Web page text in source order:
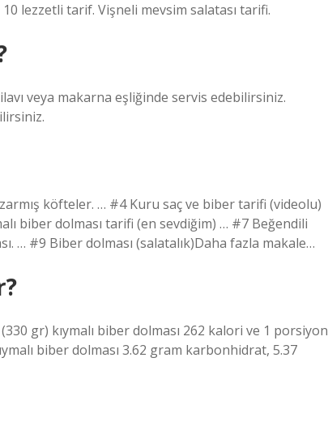
lezzetli tarif. Vişneli mevsim salatası tarifi.
veya makarna eşliğinde servis edebilirsiniz.
köfteler. … #4 Kuru saç ve biber tarifi (videolu)
biber dolması tarifi (en sevdiğim) … #7 Beğendili
… #9 Biber dolması (salatalık)Daha fazla makale…
gr) kıymalı biber dolması 262 kalori ve 1 porsiyon
biber dolması 3.62 gram karbonhidrat, 5.37